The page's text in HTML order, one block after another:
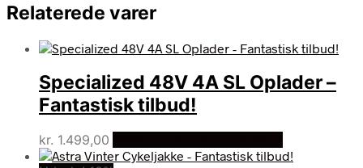
Relaterede varer
Specialized 48V 4A SL Oplader –
Fantastisk tilbud!
kr. 1.499,00